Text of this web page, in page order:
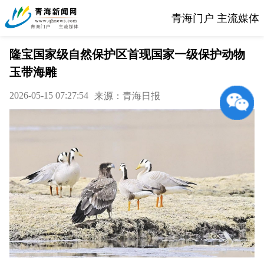
青海门户 主流媒体
隆宝国家级自然保护区首现国家一级保护动物
玉带海雕
2026-05-15 07:27:54 来源：青海日报